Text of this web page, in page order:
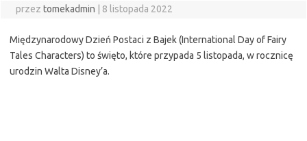
przez tomekadmin | 8 listopada 2022
Międzynarodowy Dzień Postaci z Bajek (International Day of Fairy
Tales Characters) to święto, które przypada 5 listopada, w rocznicę
urodzin Walta Disney’a.